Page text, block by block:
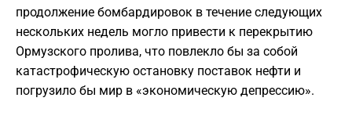
продолжение бомбардировок в течение следующих
нескольких недель могло привести к перекрытию
Ормузского пролива, что повлекло бы за собой
катастрофическую остановку поставок нефти и
погрузило бы мир в «экономическую депрессию».